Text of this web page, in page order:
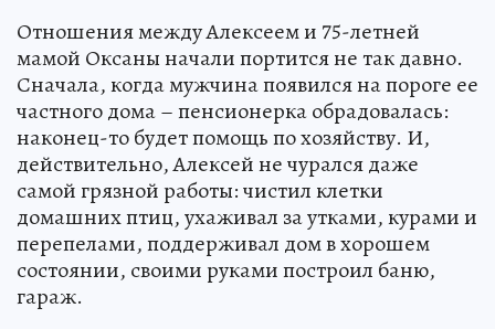
Отношения между Алексеем и 75-летней
мамой Оксаны начали портится не так давно.
Сначала, когда мужчина появился на пороге ее
частного дома – пенсионерка обрадовалась:
наконец-то будет помощь по хозяйству. И,
действительно, Алексей не чурался даже
самой грязной работы: чистил клетки
домашних птиц, ухаживал за утками, курами и
перепелами, поддерживал дом в хорошем
состоянии, своими руками построил баню,
гараж.